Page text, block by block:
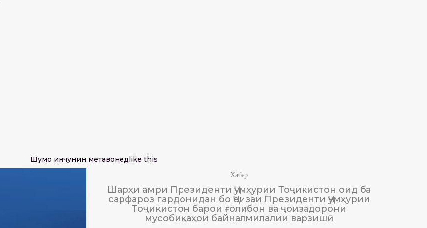
Шумо инчунин метавонедlike this
Хабар
Шарҳи амри Президенти Ҷумҳурии Тоҷикистон оид ба
сарфароз гардонидан бо Ҷоизаи Президенти Ҷумҳурии
Тоҷикистон барои ғолибон ва ҷоизадорони
мусобиқаҳои байналмилалии варзишӣ